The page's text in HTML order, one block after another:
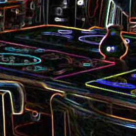
au Quesadillas à la mexicaine